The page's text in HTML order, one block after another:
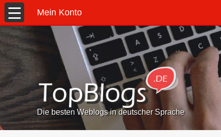
Mein Konto
Die besten Weblogs in deutscher Sprache